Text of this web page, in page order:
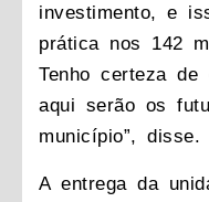
investimento, e
prática nos 142
Tenho certeza
aqui serão os
município”, disse.
A entrega da